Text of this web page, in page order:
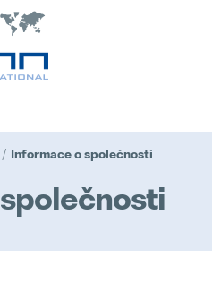
Informace o společnosti